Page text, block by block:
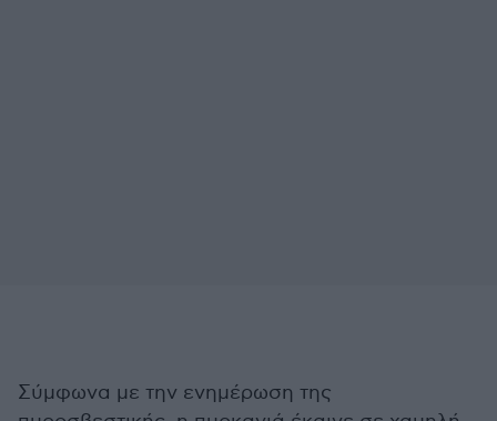
Σύμφωνα με την ενημέρωση της